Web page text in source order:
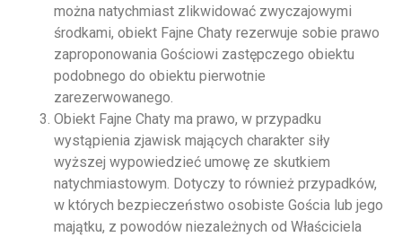
można natychmiast zlikwidować zwyczajowymi
środkami, obiekt Fajne Chaty rezerwuje sobie prawo
zaproponowania Gościowi zastępczego obiektu
podobnego do obiektu pierwotnie
zarezerwowanego.
Obiekt Fajne Chaty ma prawo, w przypadku
wystąpienia zjawisk mających charakter siły
wyższej wypowiedzieć umowę ze skutkiem
natychmiastowym. Dotyczy to również przypadków,
w których bezpieczeństwo osobiste Gościa lub jego
majątku, z powodów niezależnych od Właściciela